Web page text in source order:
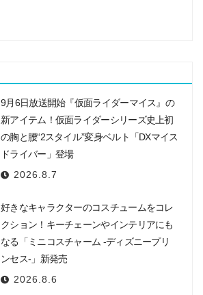
9月6日放送開始『仮面ライダーマイス』の
新アイテム！仮面ライダーシリーズ史上初
の胸と腰“2スタイル”変身ベルト「DXマイス
ドライバー」登場
2026.8.7
好きなキャラクターのコスチュームをコレ
クション！キーチェーンやインテリアにも
なる「ミニコスチャーム -ディズニープリ
ンセス-」新発売
2026.8.6